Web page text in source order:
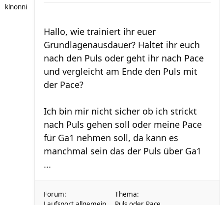
klnonni
Hallo, wie trainiert ihr euer
Grundlagenausdauer? Haltet ihr euch
nach den Puls oder geht ihr nach Pace
und vergleicht am Ende den Puls mit
der Pace?
Ich bin mir nicht sicher ob ich strickt
nach Puls gehen soll oder meine Pace
für Ga1 nehmen soll, da kann es
manchmal sein das der Puls über Ga1
...
Forum:
Thema: